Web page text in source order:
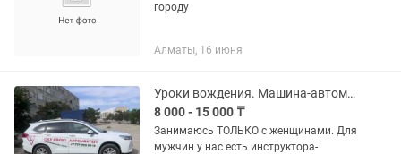
городу
Алматы, 16 июня
Уроки вождения. Машина-автомат. Женщина-автоинструктор
8 000 - 15 000 ₸
Занимаюсь ТОЛЬКО с женщинами. Для
мужчин у нас есть инструктора-